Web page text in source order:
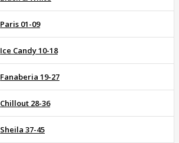
Paris 01-09
Ice Candy 10-18
Fanaberia 19-27
Chillout 28-36
Sheila 37-45